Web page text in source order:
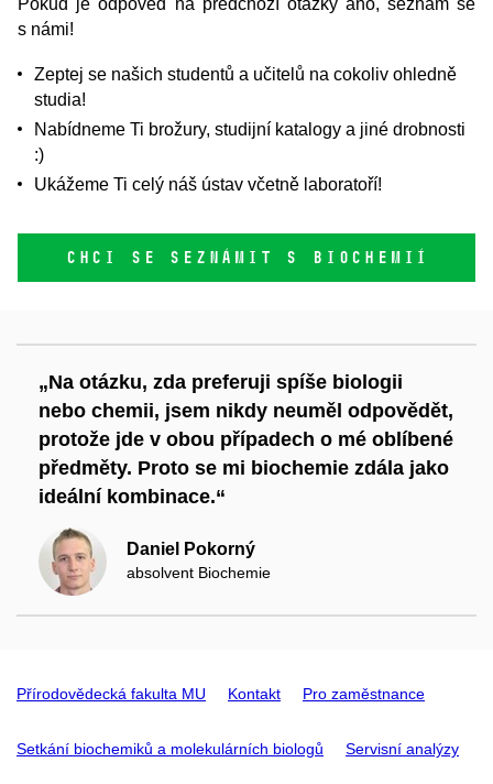
Pokud je odpověď na předchozí otázky ano, seznam se
s námi!
Zeptej se našich studentů a učitelů na cokoliv ohledně
studia!
Nabídneme Ti brožury, studijní katalogy a jiné drobnosti
:)
Ukážeme Ti celý náš ústav včetně laboratoří!
CHCI SE SEZNÁMIT S BIOCHEMIÍ
„Na otázku, zda preferuji spíše biologii
nebo chemii, jsem nikdy neuměl odpovědět,
protože jde v obou případech o mé oblíbené
předměty. Proto se mi biochemie zdála jako
ideální kombinace.“
Daniel Pokorný
absolvent Biochemie
Přírodovědecká fakulta MU Kontakt Pro zaměstnance
Setkání biochemiků a molekulárních biologů Servisní analýzy